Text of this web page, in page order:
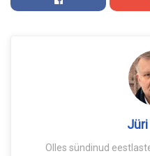
Olles sündinud